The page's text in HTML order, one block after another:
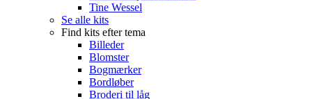
Tine Wessel
Se alle kits
Find kits efter tema
Billeder
Blomster
Bogmærker
Bordløber
Broderi til låg